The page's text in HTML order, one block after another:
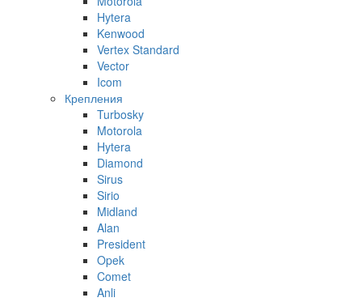
Hytera
Kenwood
Vertex Standard
Vector
Icom
Крепления
Turbosky
Motorola
Hytera
Diamond
Sirus
Sirio
Midland
Alan
President
Opek
Comet
Anli